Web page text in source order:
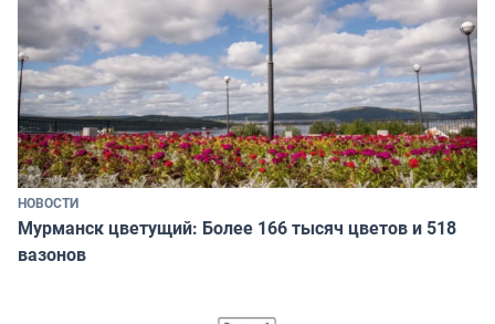
НОВОСТИ
Мурманск цветущий: Более 166 тысяч цветов и 518
вазонов